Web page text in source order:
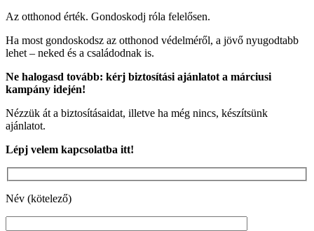
Az otthonod érték. Gondoskodj róla felelősen.
Ha most gondoskodsz az otthonod védelméről, a jövő nyugodtabb
lehet – neked és a családodnak is.
Ne halogasd tovább: kérj biztosítási ajánlatot a márciusi
kampány idején!
Nézzük át a biztosításaidat, illetve ha még nincs, készítsünk
ajánlatot.
Lépj velem kapcsolatba itt!
Név (kötelező)